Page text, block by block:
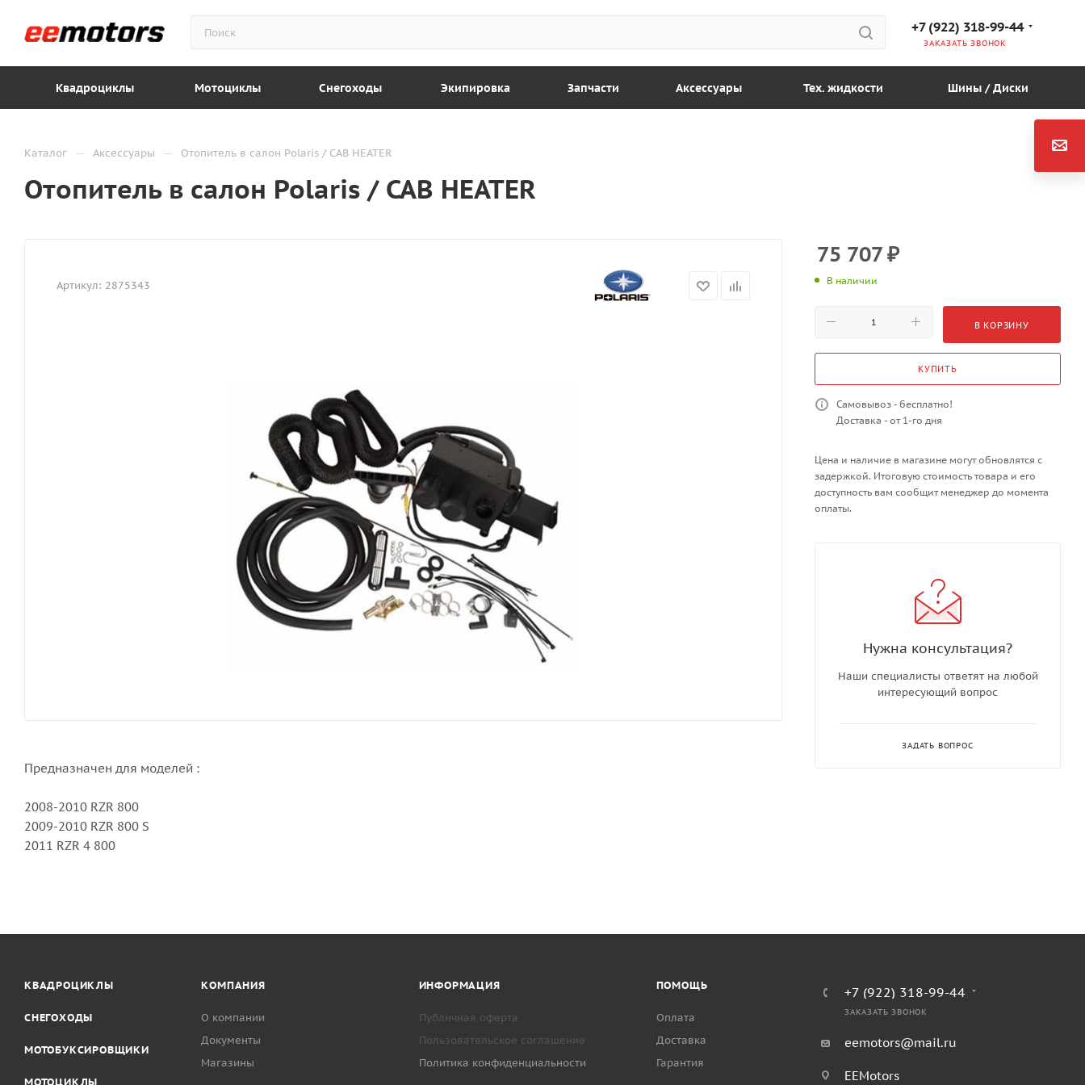
+7 (922) 318-99-44
ЗАКАЗАТЬ ЗВОНОК
Квадроциклы Мотоциклы Снегоходы Экипировка Запчасти Аксессуары Тех. жидкости Шины / Диски
Каталог — Аксессуары — Отопитель в салон Polaris / CAB HEATER
Отопитель в салон Polaris / CAB HEATER
Артикул: 2875343
Предназначен для моделей :
2008-2010 RZR 800
2009-2010 RZR 800 S
2011 RZR 4 800
75 707₽
В наличии
В КОРЗИНУ
КУПИТЬ
Самовывоз - бесплатно!
Доставка - от 1-го дня
Цена и наличие в магазине могут обновлятся с
задержкой. Итоговую стоимость товара и его
доступность вам сообщит менеджер до момента
оплаты.
Нужна консультация?
Наши специалисты ответят на любой
интересующий вопрос
ЗАДАТЬ ВОПРОС
КВАДРОЦИКЛЫ
СНЕГОХОДЫ
МОТОБУКСИРОВЩИКИ
КОМПАНИЯ
О компании
Документы
Магазины
ИНФОРМАЦИЯ
Публичная оферта
Пользовательское соглашение
Политика конфиденциальности
ПОМОЩЬ
Оплата
Доставка
Гарантия
+7 (922) 318-99-44
ЗАКАЗАТЬ ЗВОНОК
eemotors@mail.ru
EEMotors